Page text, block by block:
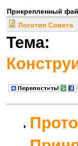
Прикрепленный
Логотип Совета
Тема: